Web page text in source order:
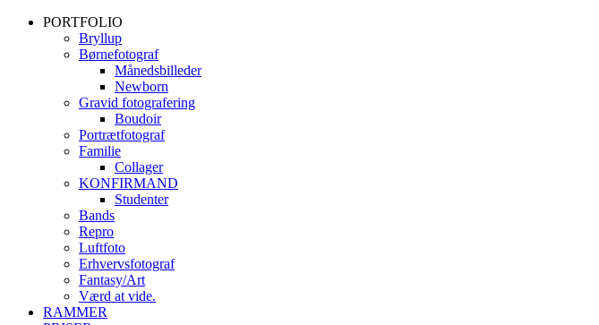
PORTFOLIO
Bryllup
Børnefotograf
Månedsbilleder
Newborn
Gravid fotografering
Boudoir
Portrætfotograf
Familie
Collager
KONFIRMAND
Studenter
Bands
Repro
Luftfoto
Erhvervsfotograf
Fantasy/Art
Værd at vide.
RAMMER